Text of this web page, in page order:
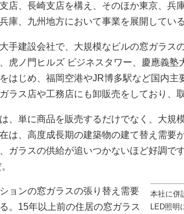
店、長崎支店を構え、そのほか東京、兵
庫、九州地方において事業を展開している
手建設会社で、大規模なビルの窓ガラス
虎ノ門ヒルズ ビジネスタワー、慶應義
はじめ、福岡空港やJR博多駅など国内主
ラス店や工務店にも卸販売をしており、
は、単に商品を販売するだけでなく、大規
は、高度成長期の建築物の建て替え需要
ガラスの供給が追いつかないほど好調で
本社に併
LED照明
ョンの窓ガラスの張り替え需要
。15年以上前の住居の窓ガラス